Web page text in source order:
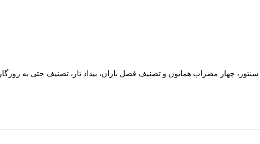
چهار مضراب همایون و تصنیف فصل باران، بیداد تار، تصنیف حتی به